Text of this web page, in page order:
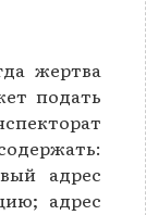
жертва
подать
адрес
адрес